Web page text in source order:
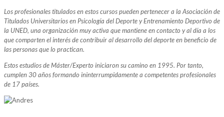
Los profesionales titulados en estos cursos pueden pertenecer a la Asociación de
Titulados Universitarios en Psicología del Deporte y Entrenamiento Deportivo de
la UNED, una organización muy activa que mantiene en contacto y al día a los
que comparten el interés de contribuir al desarrollo del deporte en beneficio de
las personas que lo practican.
Estos estudios de Máster/Experto iniciaron su camino en 1995. Por tanto,
cumplen 30 años formando ininterrumpidamente a competentes profesionales
de 17 países.